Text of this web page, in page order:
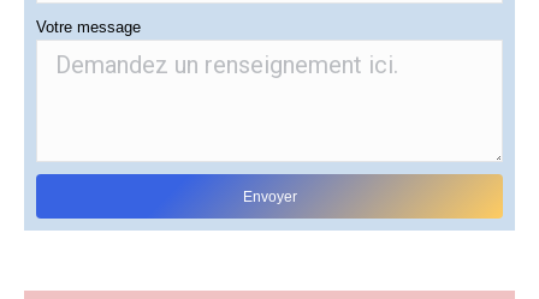
Votre message